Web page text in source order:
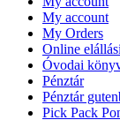
My account
My Orders
Online
Óvodai
Pénztár
Pénztár
Pick Pack